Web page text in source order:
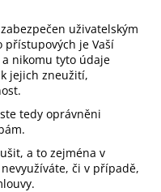
uživatelským
přístupových je Vaší
nikomu tyto údaje
jejich zneužití,
tedy oprávněni
a to zejména v
či v případě,